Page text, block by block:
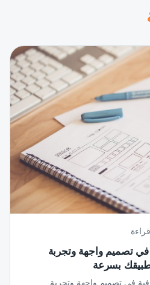
في تصميم واجهة وتجربة
بسرعة
احترافية في تصميم واجهة وتجربة